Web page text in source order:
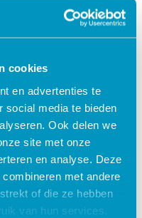
cookies
en advertenties te
social media te bieden
Ook delen we
site met onze
en analyse. Deze
met andere
of die ze hebben
van hun services.
voor de
Informatie Systeem
/ Salaris